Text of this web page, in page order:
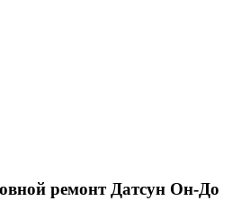
ремонт Датсун Он-До